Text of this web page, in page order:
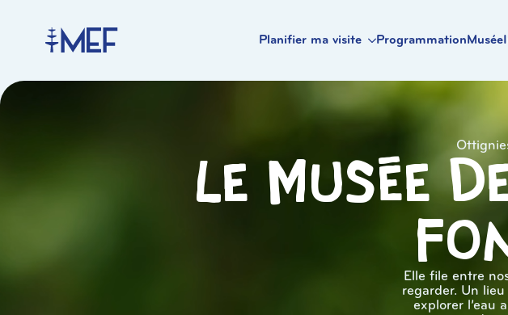
Planifier ma visite ProgrammationMusée
Le musée
Elle file entre
regarder. Un
explorer l’eau